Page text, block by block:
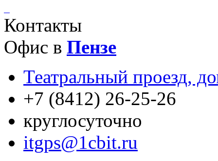
Контакты
Офис в Пензе
Театральный проезд,
+7 (8412) 26-25-26
круглосуточно
itgps@1cbit.ru